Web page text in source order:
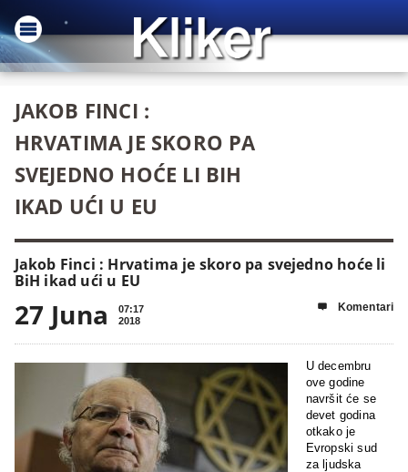
JAKOB FINCI :
HRVATIMA JE SKORO PA
SVEJEDNO HOĆE LI BIH
IKAD UĆI U EU
Jakob Finci : Hrvatima je skoro pa svejedno hoće li
BiH ikad ući u EU
27 Juna
07:17
2018
 Komentari
U decembru
ove godine
navršit će se
devet godina
otkako je
Evropski sud
za ljudska